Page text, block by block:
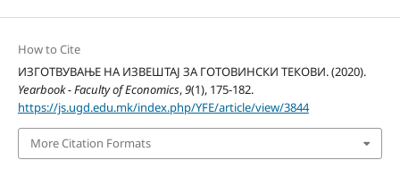
How to Cite
ИЗГОТВУВАЊЕ НА ИЗВЕШТАЈ ЗА ГОТОВИНСКИ ТЕКОВИ. (2020).
Yearbook - Faculty of Economics,9(1), 175-182.
https://js.ugd.edu.mk/index.php/YFE/article/view/3844
More Citation Formats